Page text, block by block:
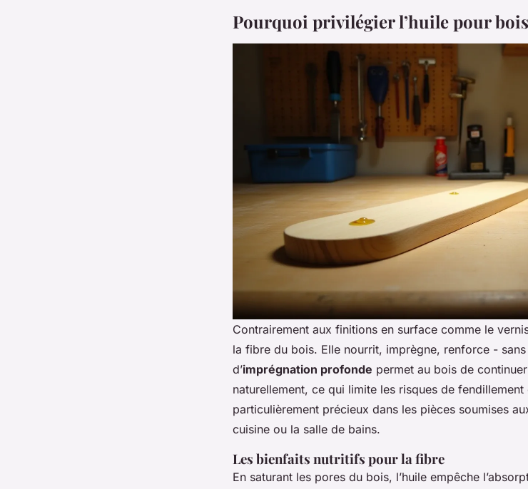
Pourquoi privilégier l’huile pour
Contrairement aux finitions en surface comme le
la fibre du bois. Elle nourrit, imprègne, renforce -
d’imprégnation profonde permet au bois de
naturellement, ce qui limite les risques de fendillement
particulièrement précieux dans les pièces soumises
cuisine ou la salle de bains.
Les bienfaits nutritifs pour la fibre
En saturant les pores du bois, l’huile empêche